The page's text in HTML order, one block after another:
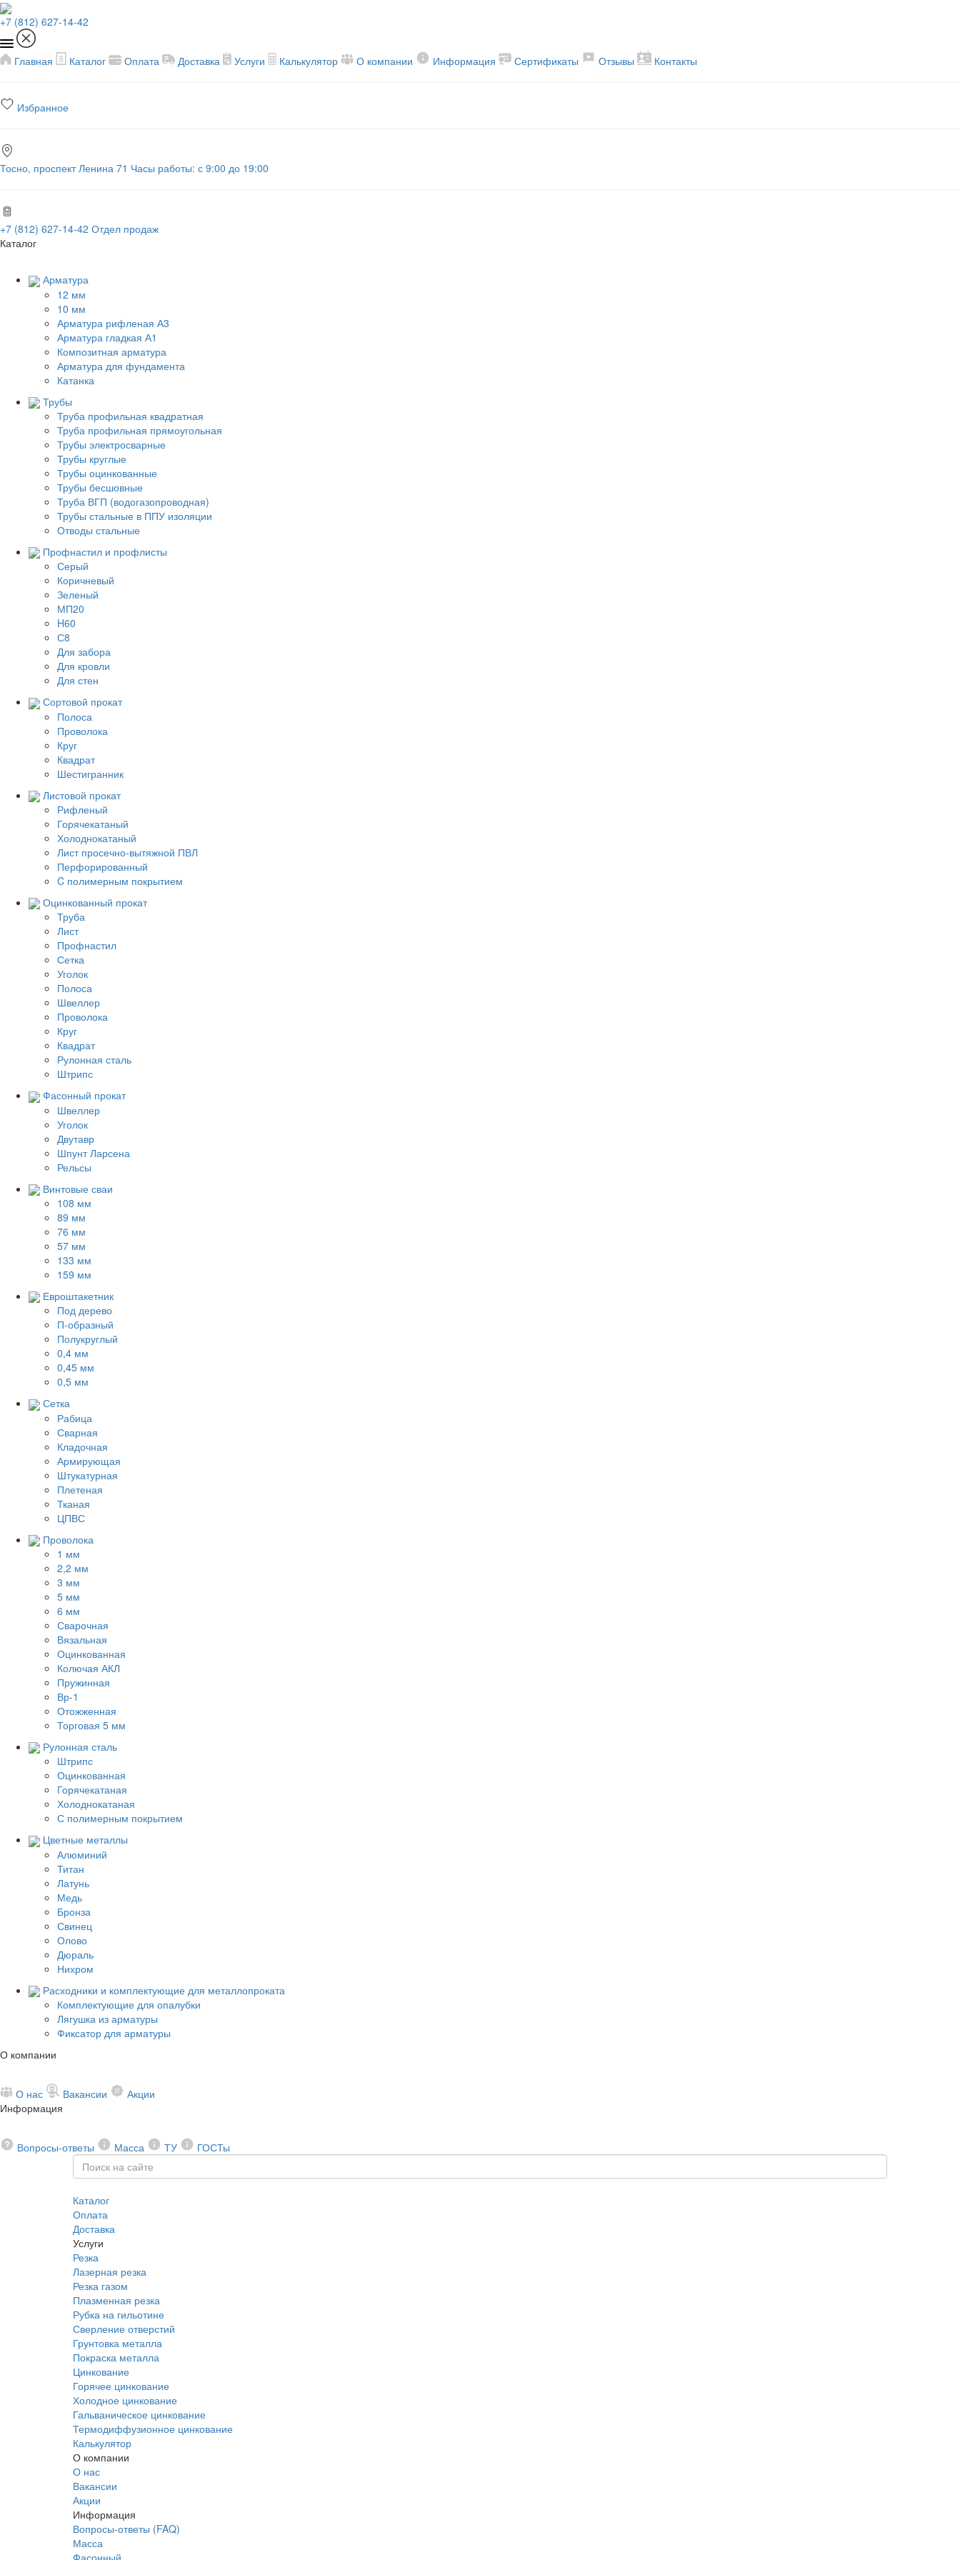
+7 (812) 627-14-42
Главная Каталог Оплата Доставка Услуги Калькулятор О компании Информация Сертификаты Отзывы Контакты
Избранное
Тосно, проспект Ленина 71 Часы работы: с 9:00 до 19:00
+7 (812) 627-14-42 Отдел продаж
Каталог
Арматура
12 мм
10 мм
Арматура рифленая А3
Арматура гладкая А1
Композитная арматура
Арматура для фундамента
Катанка
Трубы
Труба профильная квадратная
Труба профильная прямоугольная
Трубы электросварные
Трубы круглые
Трубы оцинкованные
Трубы бесшовные
Труба ВГП (водогазопроводная)
Трубы стальные в ППУ изоляции
Отводы стальные
Профнастил и профлисты
Серый
Коричневый
Зеленый
МП20
H60
С8
Для забора
Для кровли
Для стен
Сортовой прокат
Полоса
Проволока
Круг
Квадрат
Шестигранник
Листовой прокат
Рифленый
Горячекатаный
Холоднокатаный
Лист просечно-вытяжной ПВЛ
Перфорированный
C полимерным покрытием
Оцинкованный прокат
Труба
Лист
Профнастил
Сетка
Уголок
Полоса
Швеллер
Проволока
Круг
Квадрат
Рулонная сталь
Штрипс
Фасонный прокат
Швеллер
Уголок
Двутавр
Шпунт Ларсена
Рельсы
Винтовые сваи
108 мм
89 мм
76 мм
57 мм
133 мм
159 мм
Евроштакетник
Под дерево
П-образный
Полукруглый
0,4 мм
0,45 мм
0,5 мм
Сетка
Рабица
Сварная
Кладочная
Армирующая
Штукатурная
Плетеная
Тканая
ЦПВС
Проволока
1 мм
2,2 мм
3 мм
5 мм
6 мм
Сварочная
Вязальная
Оцинкованная
Колючая АКЛ
Пружинная
Вр-1
Отожженная
Торговая 5 мм
Рулонная сталь
Штрипс
Оцинкованная
Горячекатаная
Холоднокатаная
С полимерным покрытием
Цветные металлы
Алюминий
Титан
Латунь
Медь
Бронза
Свинец
Олово
Дюраль
Нихром
Расходники и комплектующие для металлопроката
Комплектующие для опалубки
Лягушка из арматуры
Фиксатор для арматуры
О компании
О нас Вакансии
Акции
Информация
Вопросы-ответы Масса ТУ ГОСТы
Каталог
Оплата
Доставка
Услуги
Резка
Лазерная резка
Резка газом
Плазменная резка
Рубка на гильотине
Сверление отверстий
Грунтовка металла
Покраска металла
Цинкование
Горячее цинкование
Холодное цинкование
Гальваническое цинкование
Термодиффузионное цинкование
Калькулятор
О компании
О нас
Вакансии
Акции
Информация
Вопросы-ответы (FAQ)
Масса
Фасонный